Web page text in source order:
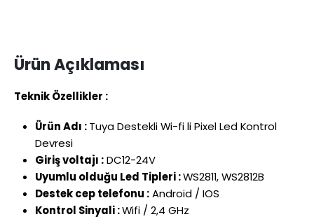
Ürün Açıklaması
Teknik Özellikler :
Ürün Adı :Tuya Destekli Wi-fi li Pixel Led Kontrol
Devresi
Giriş voltajı :DC12-24V
Uyumlu olduğu Led Tipleri :WS2811, WS2812B
Destek cep telefonu :Android / IOS
Kontrol Sinyali :Wifi / 2,4 GHz